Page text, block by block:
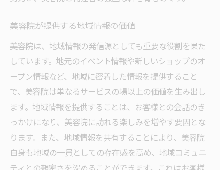
美容院が育む長期的な関係性
美容院で繋がる人々の輪
美容院での絆が生む地域活性化
信頼が生むリピーターの増加
美容院が提供するサポートが生む絆
地域に貢献する美容院の取り組み
美容院での会話が生む豊かな人間関係
美容院での会話が生む心理的効果
心を開く美容院の会話術
美容院が提供する地域情報の価値
美容院は、地域情報の発信源としても重要な役割を果た
しています。地元のイベント情報や新しいショップのオ
ープン情報など、地域に密着した情報を提供すること
で、美容院は単なるサービスの場以上の価値を生み出し
ます。地域情報を提供することは、お客様との会話のき
っかけになり、美容院に訪れる楽しみを増やす要因とな
ります。また、地域情報を共有することにより、美容院
自身も地域の一員としての存在感を高め、地域コミュニ
ティとの親密さを深めることができます。これはお客様